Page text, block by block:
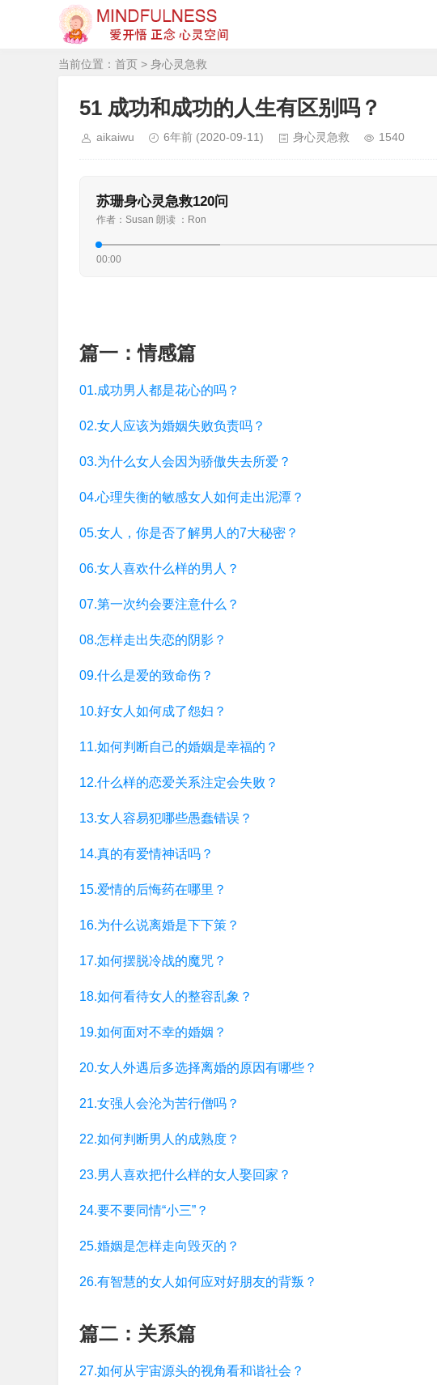
当前位置： 首页 > 身心灵急救
51 成功和成功的人生有区别吗？
aikaiwu 6年前 (2020-09-11) 身心灵急救 1540
苏珊身心灵急救120问
作者：Susan 朗读 ：Ron
00:00
篇一：情感篇
01.成功男人都是花心的吗？
02.女人应该为婚姻失败负责吗？
03.为什么女人会因为骄傲失去所爱？
04.心理失衡的敏感女人如何走出泥潭？
05.女人，你是否了解男人的7大秘密？
06.女人喜欢什么样的男人？
07.第一次约会要注意什么？
08.怎样走出失恋的阴影？
09.什么是爱的致命伤？
10.好女人如何成了怨妇？
11.如何判断自己的婚姻是幸福的？
12.什么样的恋爱关系注定会失败？
13.女人容易犯哪些愚蠢错误？
14.真的有爱情神话吗？
15.爱情的后悔药在哪里？
16.为什么说离婚是下下策？
17.如何摆脱冷战的魔咒？
18.如何看待女人的整容乱象？
19.如何面对不幸的婚姻？
20.女人外遇后多选择离婚的原因有哪些？
21.女强人会沦为苦行僧吗？
22.如何判断男人的成熟度？
23.男人喜欢把什么样的女人娶回家？
24.要不要同情“小三”？
25.婚姻是怎样走向毁灭的？
26.有智慧的女人如何应对好朋友的背叛？
篇二：关系篇
27.如何从宇宙源头的视角看和谐社会？